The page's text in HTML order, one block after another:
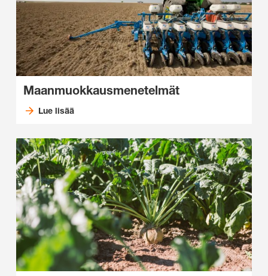
Maanmuokkausmenetelmät
Lue lisää